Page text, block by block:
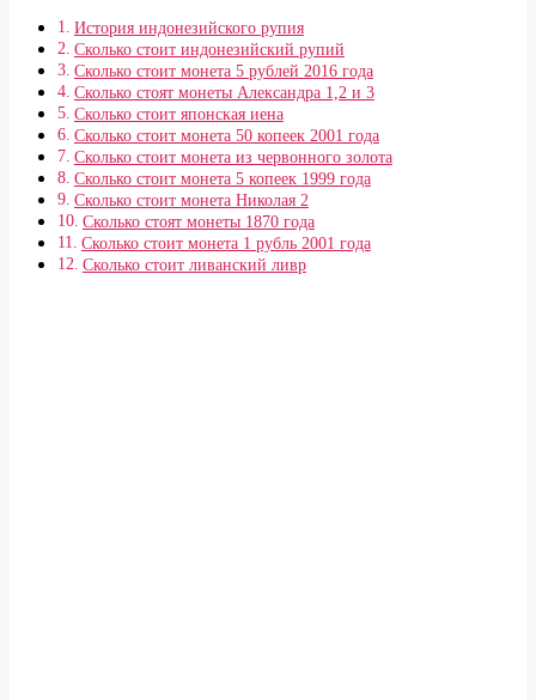
История индонезийского рупия
Сколько стоит индонезийский рупий
Сколько стоит монета 5 рублей 2016 года
Сколько стоят монеты Александра 1,2 и 3
Сколько стоит японская иена
Сколько стоит монета 50 копеек 2001 года
Сколько стоит монета из червонного золота
Сколько стоит монета 5 копеек 1999 года
Сколько стоит монета Николая 2
Сколько стоят монеты 1870 года
Сколько стоит монета 1 рубль 2001 года
Сколько стоит ливанский ливр